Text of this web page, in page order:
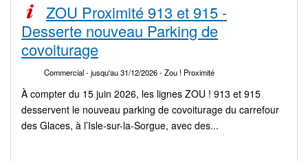
ZOU Proximité 913 et 915 -
Desserte nouveau Parking de
covoiturage
Commercial- jusqu'au 31/12/2026- Zou ! Proximité
À compter du 15 juin 2026, les lignes ZOU ! 913 et 915
desservent le nouveau parking de covoiturage du carrefour
des Glaces, à l’Isle-sur-la-Sorgue, avec des...